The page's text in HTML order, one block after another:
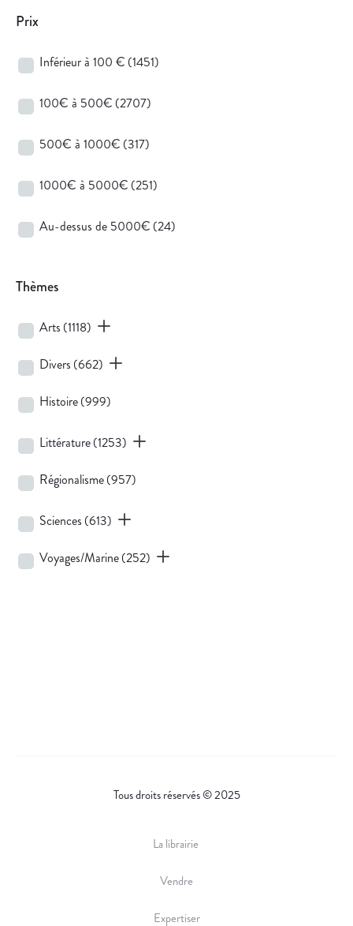
Prix
Inférieur à 100 € (1451)
100€ à 500€ (2707)
500€ à 1000€ (317)
1000€ à 5000€ (251)
Au-dessus de 5000€ (24)
Thèmes
Arts (1118)
Divers (662)
Histoire(999)
Littérature(1253)
Régionalisme(957)
Sciences (613)
Voyages/Marine(252)
Tous droits réservés © 2025
La librairie
Vendre
Expertiser